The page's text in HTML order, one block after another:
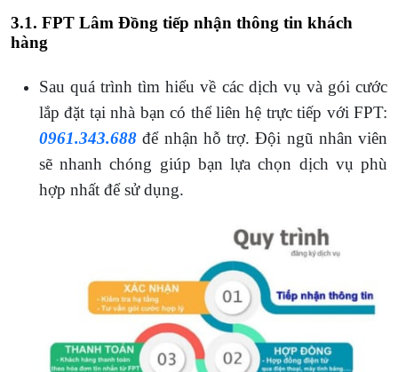
3.1. FPT Lâm Đồng tiếp nhận thông tin khách
hàng
Sau quá trình tìm hiểu về các dịch vụ và gói cước
lắp đặt tại nhà bạn có thể liên hệ trực tiếp với FPT:
0961.343.688 để nhận hỗ trợ. Đội ngũ nhân viên
sẽ nhanh chóng giúp bạn lựa chọn dịch vụ phù
hợp nhất để sử dụng.